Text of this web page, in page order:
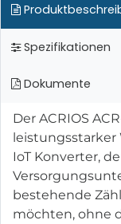
Spezifikationen
Dokumente
Der ACRIOS
leistungsstarker
IoT Konverter,
bestehende
möchten, ohne